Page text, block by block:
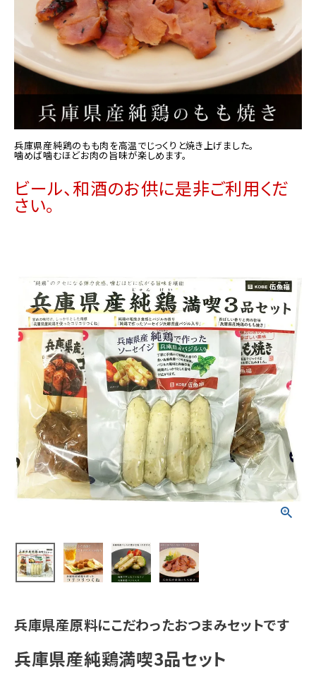
兵庫県産純鶏のもも肉を高温でじっくりと焼き上げました。
噛めば噛むほどお肉の旨味が楽しめます。
ビール、和酒のお供に是非ご利用くだ
さい。
兵庫県産原料にこだわったおつまみセットです
兵庫県産純鶏満喫3品セット